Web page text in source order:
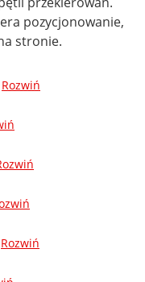
pozycjonowanie,
stronie.
Rozwiń
Rozwiń